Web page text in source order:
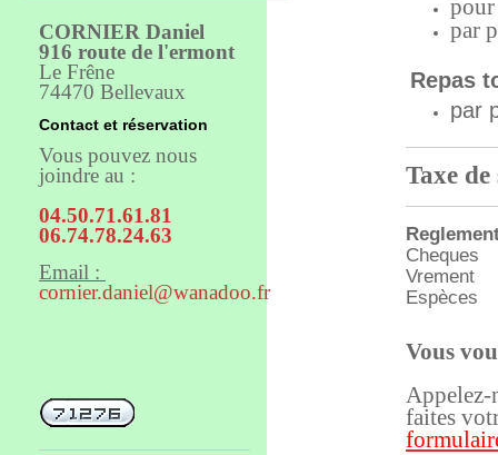
par
Repas
Taxe
Cheques
Vrement
Espèces
Vous
faites
CORNIER Daniel
916 route de l'ermont
Le Frêne
74470 Bellevaux
Contact et réservation
Vous pouvez nous
joindre au :
04.50.71.61.81
06.74.78.24.63
Email :
cornier.daniel@wanadoo.fr